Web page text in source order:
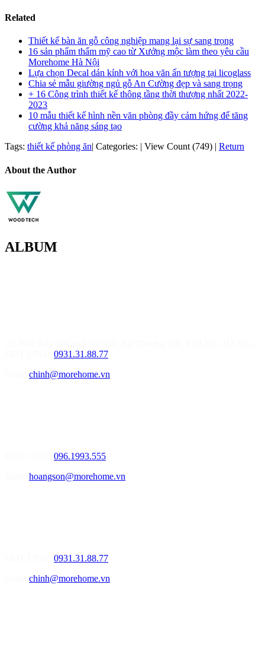
Related
Thiết kế bàn ăn gỗ công nghiệp mang lại sự sang trọng
16 sản phẩm thẩm mỹ cao từ Xưởng mộc làm theo yêu cầu
Morehome Hà Nội
Lựa chọn Decal dán kính với hoa văn ấn tượng tại licoglass
Chia sẻ mẫu giường ngủ gỗ An Cường đẹp và sang trọng
+ 16 Công trình thiết kế thông tầng thời thượng nhất 2022-
2023
10 mẫu thiết kế hình nền văn phòng đầy cảm hứng để tăng
cường khả năng sáng tạo
Tags: thiết kế phòng ăn| Categories: | View Count (749) | Return
About the Author
ALBUM
0931.31.88.77
chinh@morehome.vn
096.1993.555
hoangson@morehome.vn
0931.31.88.77
chinh@morehome.vn